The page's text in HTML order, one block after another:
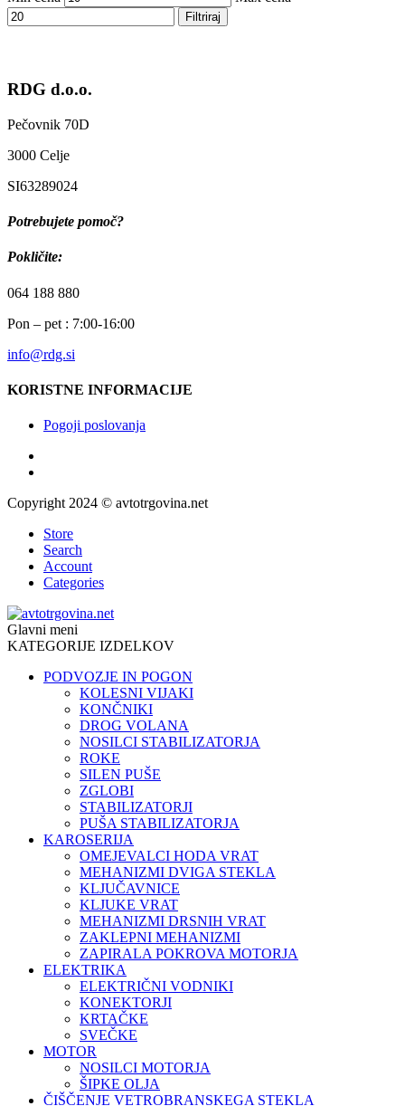
Filtriraj
RDG d.o.o.
Pečovnik 70D
3000 Celje
SI63289024
Potrebujete pomoč?
Pokličite:
064 188 880
Pon – pet : 7:00-16:00
info@rdg.si
KORISTNE INFORMACIJE
Pogoji poslovanja
Copyright 2024 © avtotrgovina.net
Store
Search
Account
Categories
Glavni meni
KATEGORIJE IZDELKOV
PODVOZJE IN POGON
KOLESNI VIJAKI
KONČNIKI
DROG VOLANA
NOSILCI STABILIZATORJA
ROKE
SILEN PUŠE
ZGLOBI
STABILIZATORJI
PUŠA STABILIZATORJA
KAROSERIJA
OMEJEVALCI HODA VRAT
MEHANIZMI DVIGA STEKLA
KLJUČAVNICE
KLJUKE VRAT
MEHANIZMI DRSNIH VRAT
ZAKLEPNI MEHANIZMI
ZAPIRALA POKROVA MOTORJA
ELEKTRIKA
ELEKTRIČNI VODNIKI
KONEKTORJI
KRTAČKE
SVEČKE
MOTOR
NOSILCI MOTORJA
ŠIPKE OLJA
ČIŠČENJE VETROBRANSKEGA STEKLA